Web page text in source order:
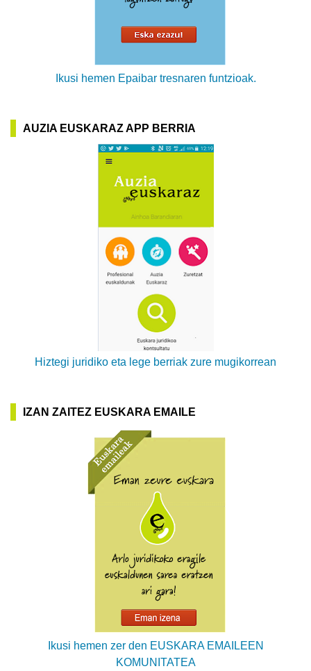
Ikusi hemen Epaibar tresnaren funtzioak.
AUZIA EUSKARAZ APP BERRIA
Hiztegi juridiko eta lege berriak zure mugikorrean
IZAN ZAITEZ EUSKARA EMAILE
Ikusi hemen zer den EUSKARA EMAILEEN
KOMUNITATEA